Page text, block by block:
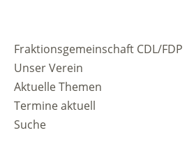
Fraktionsgemeinschaft CDL/FDP
Unser Verein
Aktuelle Themen
Termine aktuell
Suche